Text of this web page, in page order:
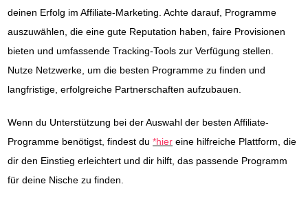
deinen Erfolg im Affiliate-Marketing. Achte darauf, Programme
auszuwählen, die eine gute Reputation haben, faire Provisionen
bieten und umfassende Tracking-Tools zur Verfügung stellen.
Nutze Netzwerke, um die besten Programme zu finden und
langfristige, erfolgreiche Partnerschaften aufzubauen.
Wenn du Unterstützung bei der Auswahl der besten Affiliate-
Programme benötigst, findest du *hier eine hilfreiche Plattform, die
dir den Einstieg erleichtert und dir hilft, das passende Programm
für deine Nische zu finden.